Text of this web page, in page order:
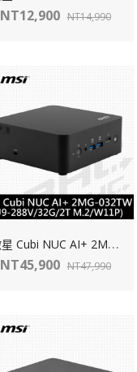
NT12,900 NT14,990
微
星 Cubi NUC AI+ 2MG-032TW-B9288V32GS2TX11PNGPA(Intel U9-288V/32G/2TB/WIN11 PRO)
NT45,900 NT47,990